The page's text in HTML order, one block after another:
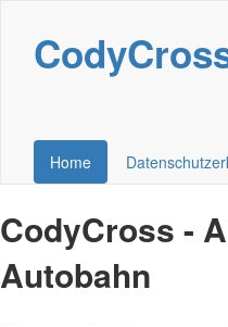
Home
CodyCross -
Autobahn